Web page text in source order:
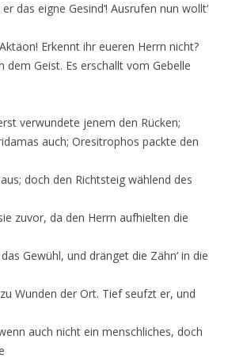
das eigne Gesind‘! Ausrufen nun wollt‘
Erkennt ihr eueren Herrn nicht?
dem Geist. Es erschallt vom Gebelle
verwundete jenem den Rücken;
auch; Oresitrophos packte den
doch den Richtsteig wählend des
zuvor, da den Herrn aufhielten die
Gewühl, und dränget die Zähn‘ in die
Wunden der Ort. Tief seufzt er, und
auch nicht ein menschliches, doch